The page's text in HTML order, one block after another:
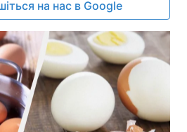
на нас в Google